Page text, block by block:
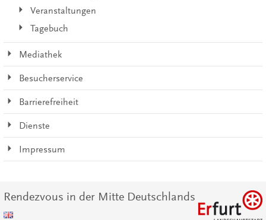
Veranstaltungen
Tagebuch
Mediathek
Besucherservice
Barrierefreiheit
Dienste
Impressum
Rendezvous in der Mitte Deutschlands